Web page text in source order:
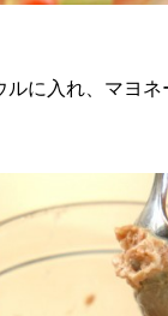
ルに入れ、マヨ